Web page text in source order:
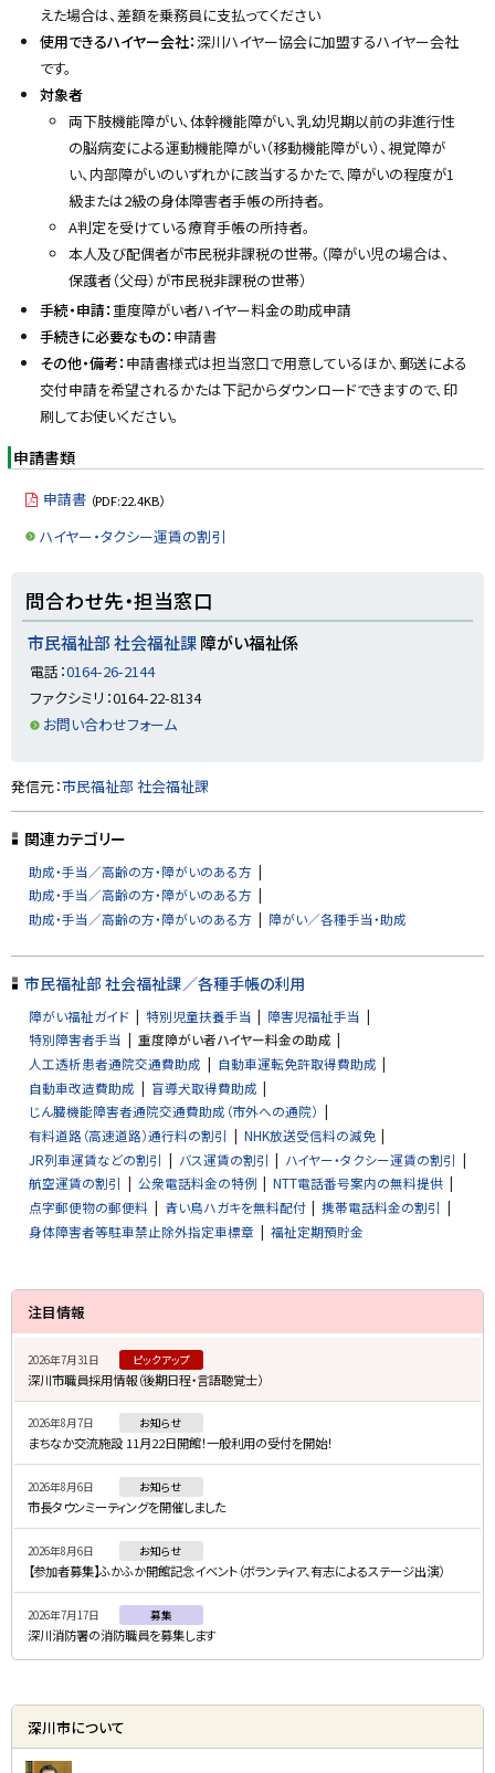
えた場合は、差額を乗務員に支払ってください
使用できるハイヤー会社：深川ハイヤー協会に加盟するハイヤー会社
です。
対象者
両下肢機能障がい、体幹機能障がい、乳幼児期以前の非進行性
の脳病変による運動機能障がい（移動機能障がい）、視覚障が
い、内部障がいのいずれかに該当するかたで、障がいの程度が1
級または2級の身体障害者手帳の所持者。
A判定を受けている療育手帳の所持者。
本人及び配偶者が市民税非課税の世帯。（障がい児の場合は、
保護者（父母）が市民税非課税の世帯）
手続・申請：重度障がい者ハイヤー料金の助成申請
手続きに必要なもの： 申請書
その他・備考： 申請書様式は担当窓口で用意しているほか、郵送による
交付申請を希望されるかたは下記からダウンロードできますので、印
刷してお使いください。
申請書類
申請書 （PDF:22.4KB）
ハイヤー・タクシー運賃の割引
問合わせ先・担当窓口
市民福祉部 社会福祉課障がい福祉係
電話：0164-26-2144
ファクシミリ：0164-22-8134
お問い合わせフォーム
ト
ッ
プ
発信元：市民福祉部 社会福祉課
関連カテゴリー
助成・手当／高齢の方・障がいのある方
助成・手当／高齢の方・障がいのある方
助成・手当／高齢の方・障がいのある方
障がい／各種手当・助成
市民福祉部 社会福祉課／各種手帳の利用
障がい福祉ガイド 特別児童扶養手当
障害児福祉手当
特別障害者手当
重度障がい者ハイヤー料金の助成
人工透析患者通院交通費助成
自動車運転免許取得費助成
自動車改造費助成
盲導犬取得費助成
じん臓機能障害者通院交通費助成（市外への通院）
有料道路（高速道路）通行料の割引
NHK放送受信料の減免
JR列車運賃などの割引
バス運賃の割引
ハイヤー・タクシー運賃の割引
航空運賃の割引
公衆電話料金の特例
NTT電話番号案内の無料提供
点字郵便物の郵便料
青い鳥ハガキを無料配付
携帯電話料金の割引
身体障害者等駐車禁止除外指定車標章
福祉定期預貯金
サ
イ
・
メ
ニ
ュ
ー
注目情報
2026年7月31日 ピックアップ
深川市職員採用情報（後期日程・言語聴覚士）
2026年8月7日 お知らせ
まちなか交流施設 11月22日開館！一般利用の受付を開始！
2026年8月6日 お知らせ
市長タウンミーティングを開催しました
2026年8月6日 お知らせ
【参加者募集】ふかふか開館記念イベント（ボランティア、有志によるステージ出演）
2026年7月17日 募集
深川消防署の消防職員を募集します
深川市について